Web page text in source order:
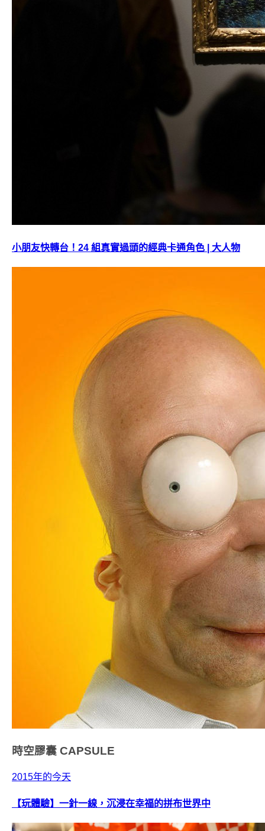
小朋友快轉台！24 組真實過頭的經典卡通角色 | 大人物
時空膠囊 CAPSULE
2015年的今天
【玩體驗】一針一線，沉浸在幸福的拼布世界中